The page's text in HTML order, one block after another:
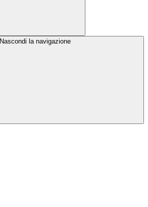
Nascondi la navigazione